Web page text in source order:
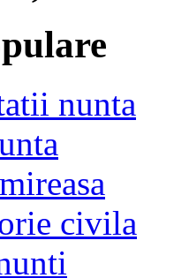
nunta
civila